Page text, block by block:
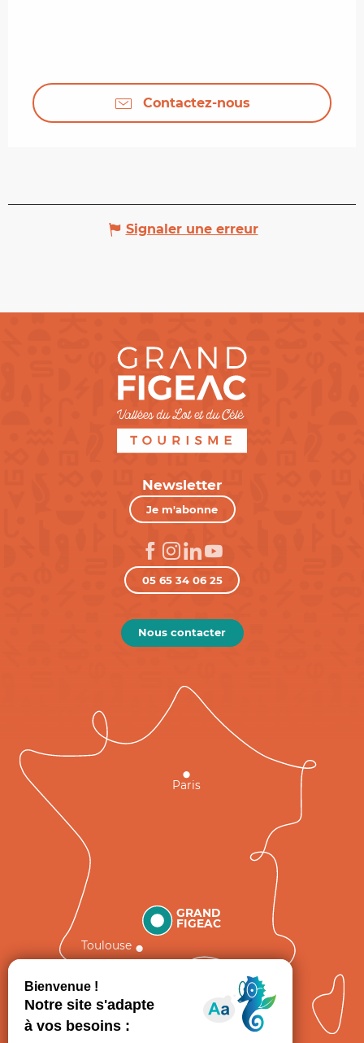
Contactez-nous
Signaler une erreur
Newsletter
Je m'abonne
05 65 34 06 25
Nous contacter
GRAND
FIGEAC
Toulouse
Paris